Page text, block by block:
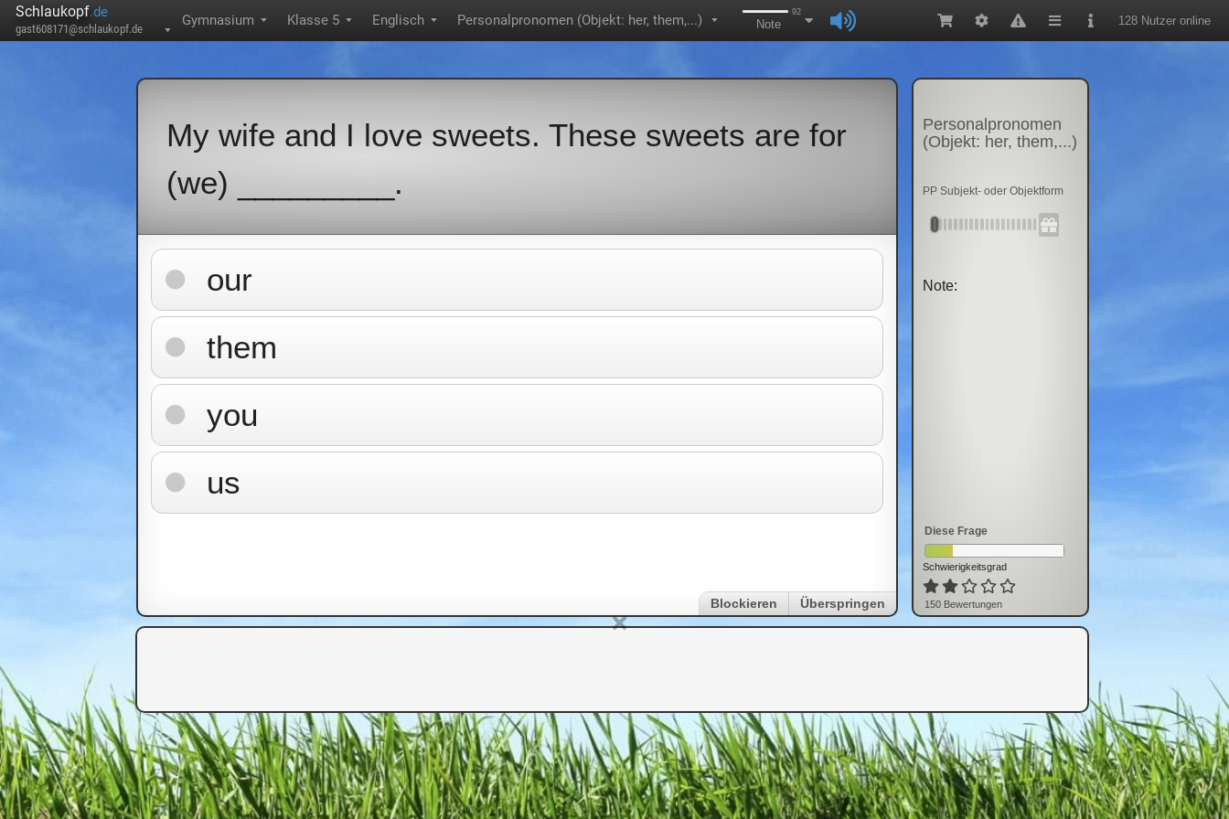
Schlaukopf.de
gast608171@schlaukopf.de ▼
Gymnasium ▼ Klasse 5 ▼ Englisch ▼ Personalpronomen (Objekt: her, them,...) ▼
92
Note 128 Nutzer online
My wife and I love sweets. These sweets are for
(we) _________.
our
them
you
us
Blockieren Überspringen
Personalpronomen
(Objekt: her, them,...)
PP Subjekt- oder Objektform
Note:
Diese Frage
Schwierigkeitsgrad
150 Bewertungen